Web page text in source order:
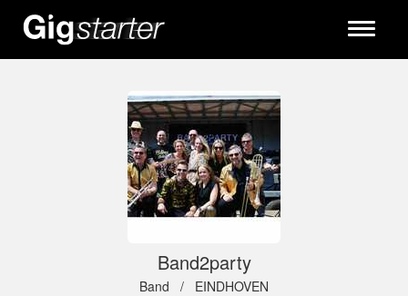
Toggle
Band2party
Band / EINDHOVEN